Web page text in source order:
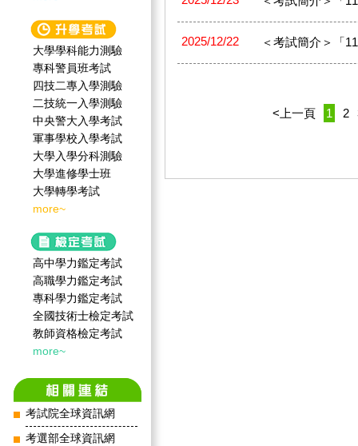
大學學科能力測驗
專科警員班考試
四技二專入學測驗
二技統一入學測驗
中央警大入學考試
軍事學校入學考試
大學入學分科測驗
大學進修學士班
大學轉學考試
more~
高中學力鑑定考試
高職學力鑑定考試
專科學力鑑定考試
全國技術士檢定考試
教師資格檢定考試
more~
考試院全球資訊網
考選部全球資訊網
2025/12/22 ＜考試簡介＞「
<上一頁 1 2